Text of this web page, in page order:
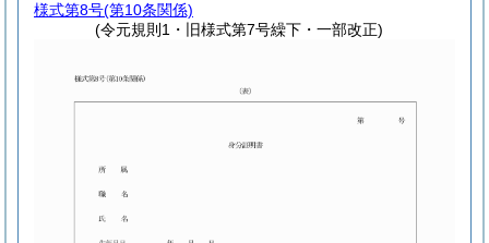
様式第8号(第10条関係)
(令元規則1・旧様式第7号繰下・一部改正)